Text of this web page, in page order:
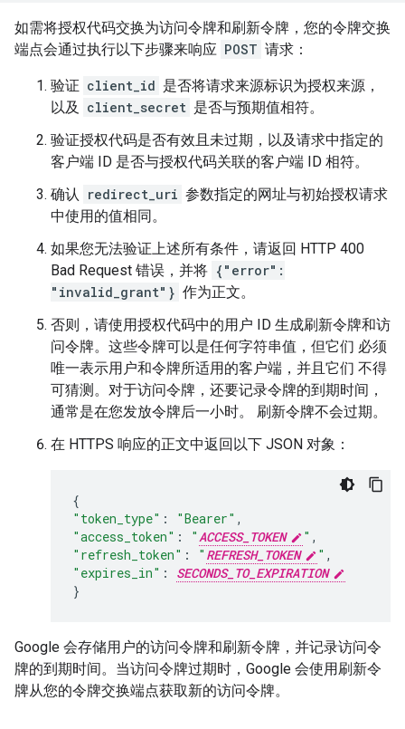
如需将授权代码交换为访问令牌和刷新令牌，您的令牌交换
端点会通过执行以下步骤来响应 POST 请求：
验证 client_id 是否将请求来源标识为授权来源，
以及
client_secret 是否与预期值相符。
验证授权代码是否有效且未过期，以及请求中指定的
客户端 ID 是否与授权代码关联的客户端 ID 相符。
确认
redirect_uri 参数指定的网址与初始授权请求
中使用的值相同。
如果您无法验证上述所有条件，请返回 HTTP 400
Bad Request 错误，并将 {"error":
"invalid_grant"} 作为正文。
否则，请使用授权代码中的用户 ID 生成刷新令牌和访
问令牌。这些令牌可以是任何字符串值，但它们 必须
唯一表示用户和令牌所适用的客户端，并且它们 不得
可猜测。对于访问令牌，还要记录令牌的到期时间，
通常是在您发放令牌后一小时。 刷新令牌不会过期。
在 HTTPS 响应的正文中返回以下 JSON 对象：
{
"token_type" : "Bearer" ,
"access_token" : "ACCESS_TOKEN " ,
"refresh_token" : " REFRESH_TOKEN " ,
"expires_in" :
SECONDS_TO_EXPIRATION
}
Google 会存储用户的访问令牌和刷新令牌，并记录访问令
牌的到期时间。当访问令牌过期时，Google 会使用刷新令
牌从您的令牌交换端点获取新的访问令牌。